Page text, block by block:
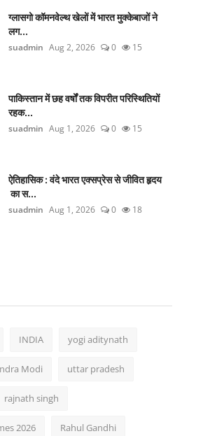
ग्लासगो कॉमनवेल्थ खेलों में भारत मुक्केबाजों ने
लग...
suadmin Aug 2, 2026 0 15
पाकिस्तान में छह वर्षों तक विपरीत परिस्थितियों
रहक...
suadmin Aug 1, 2026 0 15
ऐतिहासिक : वंदे भारत एक्सप्रेस से जीवित हृदय
का स...
suadmin Aug 1, 2026 0 18
INDIA yogi aditynath
Modi uttar pradesh
rajnath singh
2026 Rahul Gandhi